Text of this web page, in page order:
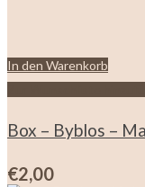
In den Warenkorb
Box – Byblos –
€2,00